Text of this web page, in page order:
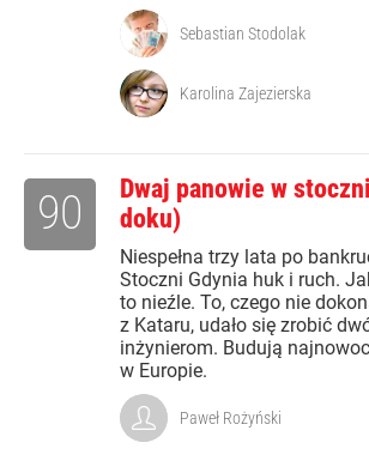
Sebastian Stodolak
Karolina Zajezierska
Dwaj panowie w
doku)
Niespełna trzy lata po
Stoczni Gdynia huk i ruch.
to nieźle. To, czego nie
z Kataru, udało się zrobić
inżynierom. Budują
w Europie.
90
Paweł Rożyński